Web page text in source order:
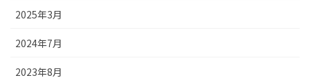
2025年3月
2024年7月
2023年8月